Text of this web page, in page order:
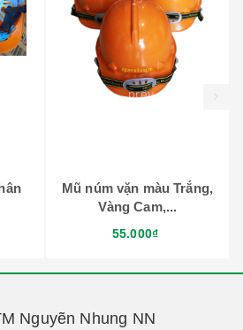
Mũ núm vặn màu Trắng,
Vàng Cam,...
55.000₫
prev
Nguyẽn Nhung NN